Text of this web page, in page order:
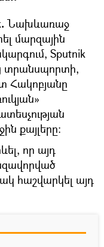
Նախևառաջ
մարզային
Sputnik
տրանսպորտի,
Հակոբյանը
քայլերը։
որ այդ
հաշվարկել այդ